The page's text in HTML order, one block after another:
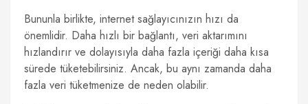
Bununla birlikte, internet sağlayıcınızın hızı da
önemlidir. Daha hızlı bir bağlantı, veri aktarımını
hızlandırır ve dolayısıyla daha fazla içeriği daha kısa
sürede tüketebilirsiniz. Ancak, bu aynı zamanda daha
fazla veri tüketmenize de neden olabilir.